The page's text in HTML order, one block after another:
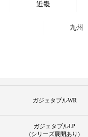
近畿
九州
ガジェタブルWR
ガジェタブルLP
(シリーズ展開あり)